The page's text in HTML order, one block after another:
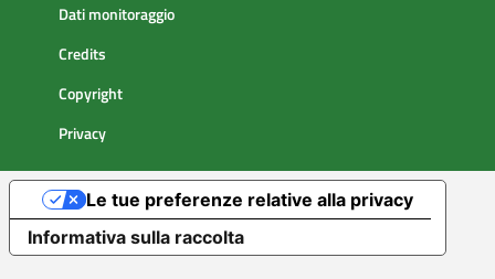
Dati monitoraggio
Credits
Copyright
Privacy
Informativa sulla raccolta
Le tue preferenze relative alla privacy